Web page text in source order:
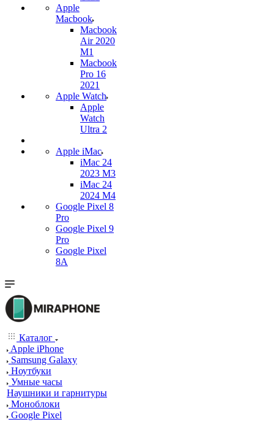
Apple
Macbook
Macbook
Air 2020
M1
Macbook
Pro 16
2021
Apple Watch
Apple
Watch
Ultra 2
Apple iMac
iMac 24
2023 M3
iMac 24
2024 M4
Google Pixel 8
Pro
Google Pixel 9
Pro
Google Pixel
8A
Каталог
Apple iPhone
Samsung Galaxy
Ноутбуки
Умные часы
Наушники и гарнитуры
Моноблоки
Google Pixel